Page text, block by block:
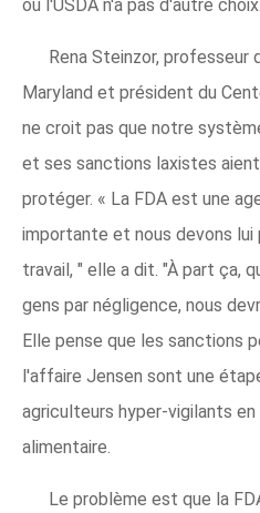
ou l'USDA n'a pas d'autre choix.
Rena Steinzor, professeur
Maryland et président du
ne croit pas que notre
et ses sanctions laxistes
protéger. « La FDA est une
importante et nous devons
travail, " elle a dit. "À part ça,
gens par négligence, nous
Elle pense que les sanctions
l'affaire Jensen sont une
agriculteurs hyper-vigilants
alimentaire.
Le problème est que la